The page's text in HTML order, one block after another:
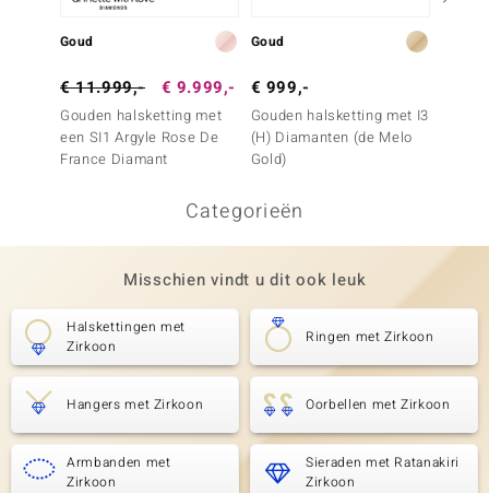
Goud
€ 11.999,- € 9.999,-
Gouden halsketting met
een SI1 Argyle Rose De
France Diamant
Goud
€ 999,-
Gouden halsketting met I3
(H) Diamanten (de Melo
Gold)
Categorieën
Misschien vindt u dit ook leuk
Halskettingen met
Zirkoon
Ringen met Zirkoon
Hangers met Zirkoon Oorbellen met Zirkoon
Armbanden met
Zirkoon
Sieraden met Ratanakiri
Zirkoon